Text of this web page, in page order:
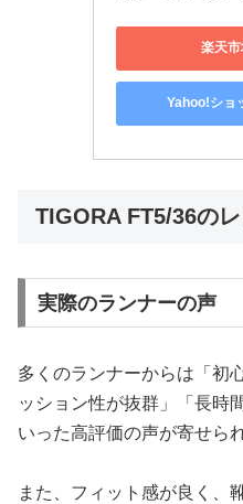
楽天
Yahoo!ショ
TIGORA FT5/36の
実際のランナーの声
多くのランナーからは「初
ッション性が抜群」「長時
いった高評価の声が寄せら
また、フィット感が良く、